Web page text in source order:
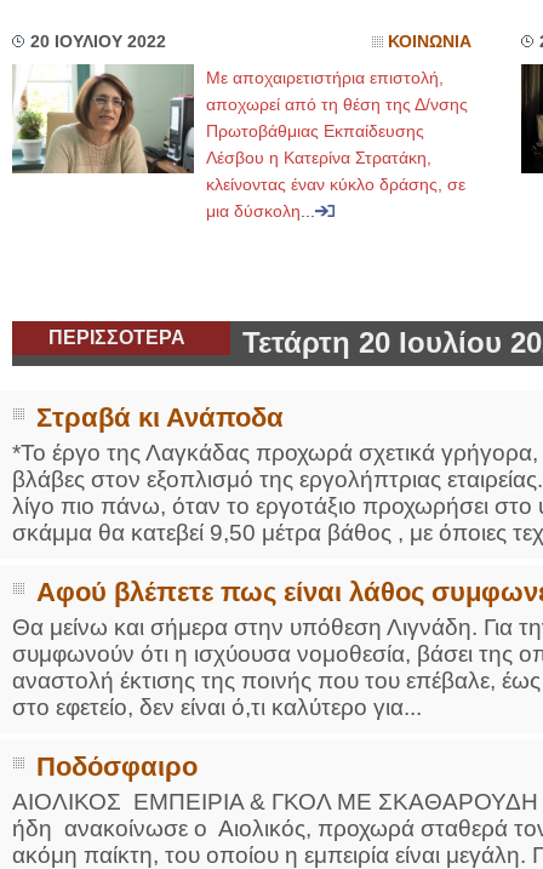
20 ΙΟΥΛΙΟΥ 2022 ΚΟΙΝΩΝΙΑ
Με αποχαιρετιστήρια επιστολή,
αποχωρεί από τη θέση της Δ/νσης
Πρωτοβάθμιας Εκπαίδευσης
Λέσβου η Κατερίνα Στρατάκη,
κλείνοντας έναν κύκλο δράσης, σε
μια δύσκολη
ΠΕΡΙΣΣΟΤΕΡΑ Τετάρτη 20 Ιουλίου
Στραβά κι Ανάποδα
*Το έργο της Λαγκάδας προχωρά σχετικά
βλάβες στον εξοπλισμό της εργολήπτριας
λίγο πιο πάνω, όταν το εργοτάξιο προχωρήσει στο
σκάμμα θα κατεβεί 9,50 μέτρα βάθος , με όποιες
Αφού βλέπετε πως είναι λάθος
Θα μείνω και σήμερα στην υπόθεση Λιγνάδη. Για
συμφωνούν ότι η ισχύουσα νομοθεσία, βάσει της
αναστολή έκτισης της ποινής που του επέβαλε,
στο εφετείο, δεν είναι ό,τι καλύτερο για...
Ποδόσφαιρο
AΙΟΛΙΚΟΣ ΕΜΠΕΙΡΙΑ & ΓΚΟΛ ΜΕ ΣΚΑΘΑΡΟΥΔΗ
ήδη ανακοίνωσε ο Αιολικός, προχωρά σταθερά
ακόμη παίκτη, του οποίου η εμπειρία είναι μεγάλη.